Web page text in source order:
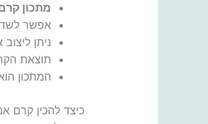
מתכון
אפשר
ניתן
תוצאת
המתכון
כיצד להכין קרם